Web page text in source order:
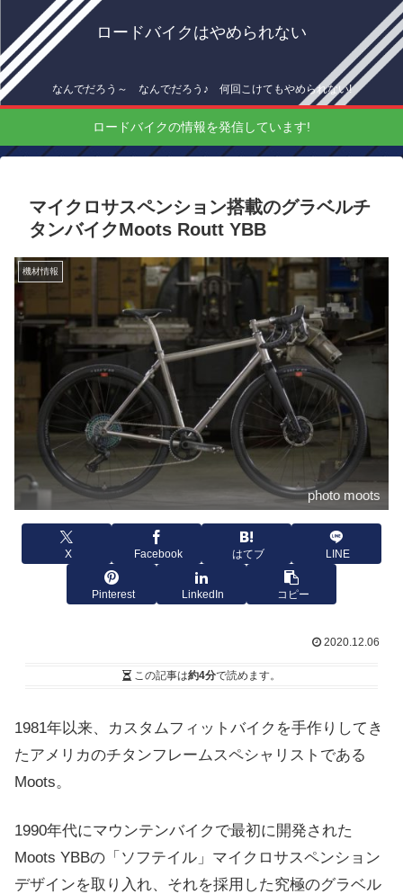
ロードバイクはやめられない
なんでだろう～ なんでだろう♪ 何回こけてもやめられない!
ロードバイクの情報を発信しています!
マイクロサスペンション搭載のグラベルチ
タンバイクMoots Routt YBB
機材情報
photo moots
X Facebook はてブ LINE
Pinterest LinkedIn コピー
2020.12.06
この記事は約4分で読めます。
1981年以来、カスタムフィットバイクを手作りしてき
たアメリカのチタンフレームスペシャリストである
Moots。
1990年代にマウンテンバイクで最初に開発された
Moots YBBの「ソフテイル」マイクロサスペンション
デザインを取り入れ、それを採用した究極のグラベル